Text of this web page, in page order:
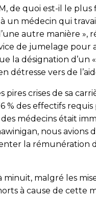
de quoi est-il le plus
un médecin qui
autre manière »,
de jumelage pour
désignation d’un
détresse vers de
pires crises de sa
% des effectifs
médecins était
nous avions
la rémunération
malgré les
à cause de cette